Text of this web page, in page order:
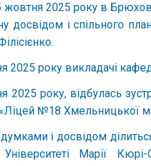
жовтня 2025 року в
досвідом і спільного
2025 року викладачі
2025 року, відбулась
№18 Хмельницької
і досвідом
Марії